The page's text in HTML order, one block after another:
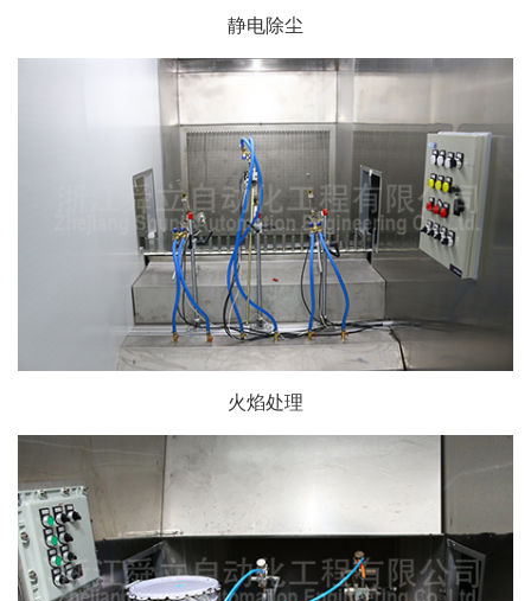
静电除尘
火焰处理